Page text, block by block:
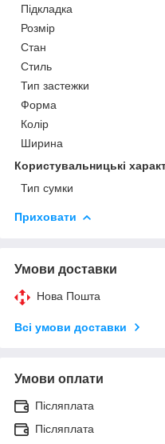
Підкладка
Розмір
Стан
Стиль
Тип застежки
Форма
Колір
Ширина
Користувальницькі
Тип сумки
Приховати
Умови доставки
Нова Пошта
Всі умови доставки
Умови оплати
Післяплата
Післяплата